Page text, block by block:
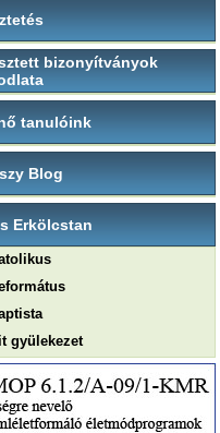
bizonyítványok
tanulóink
Blog
Erkölcstan
gyülekezet